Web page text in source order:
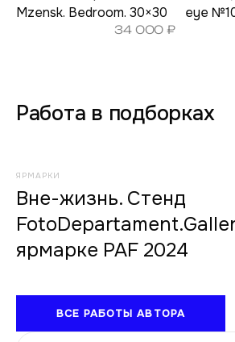
Mzensk. Bedroom. 30×30
34 000₽
eye
Работа в подборках
ЯРМАРКИ
Вне-жизнь. Стенд
ярмарке PAF 2024
ВСЕ РАБОТЫ АВТОРА